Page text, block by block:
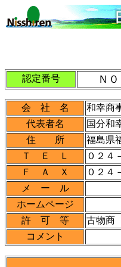
認定番号 Ｎ
会 社 名
和幸商
代表者名
国分和
住 所
福島県
Ｔ Ｅ Ｌ
０２４
Ｆ Ａ Ｘ
０２４
メ ー ル
ホームページ
許 可 等
古物商
コメント